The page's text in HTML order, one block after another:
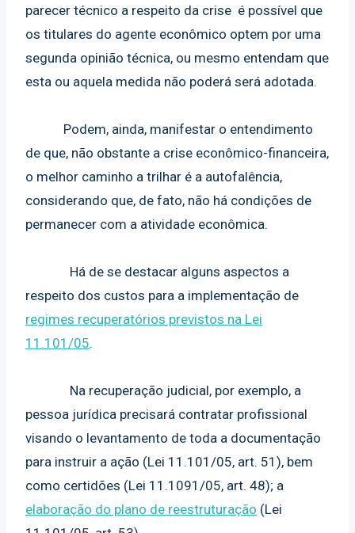
parecer técnico a respeito da crise é possível que
os titulares do agente econômico optem por uma
segunda opinião técnica, ou mesmo entendam que
esta ou aquela medida não poderá será adotada.
Podem, ainda, manifestar o entendimento
de que, não obstante a crise econômico-financeira,
o melhor caminho a trilhar é a autofalência,
considerando que, de fato, não há condições de
permanecer com a atividade econômica.
Há de se destacar alguns aspectos a
respeito dos custos para a implementação de
regimes recuperatórios previstos na Lei
11.101/05.
Na recuperação judicial, por exemplo, a
pessoa jurídica precisará contratar profissional
visando o levantamento de toda a documentação
para instruir a ação (Lei 11.101/05, art. 51), bem
como certidões (Lei 11.1091/05, art. 48); a
elaboração do plano de reestruturação (Lei